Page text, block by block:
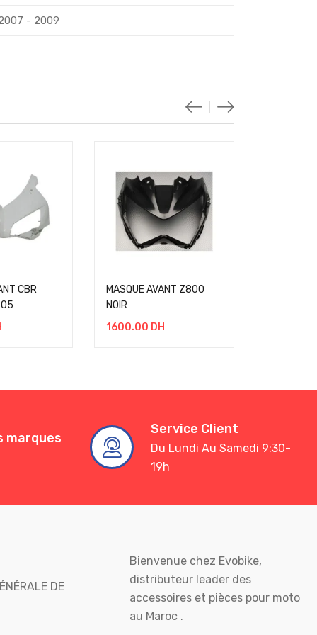
- 2009
CBR
MASQUE AVANT Z800
NOIR
1600.00 DH
marques
Service Client
Du Lundi Au Samedi 9:30-
19h
DE
Bienvenue chez Evobike,
distributeur leader des
accessoires et pièces pour moto
au Maroc .